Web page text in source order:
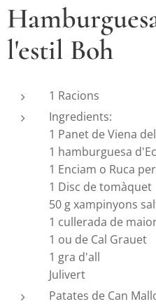
l'estil Boh
1 Racions
Ingredients:
1 Panet de Viena
1 hamburguesa
1 Enciam o Ruca
1 Disc de tomàquet
50 g xampinyons
1 cullerada de
1 ou de Cal Grauet
1 gra d'all
Julivert
Patates de Can